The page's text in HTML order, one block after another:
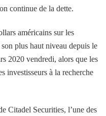
continue de la dette.
américains sur les
plus haut niveau depuis le
2020 vendredi, alors que les
investisseurs à la recherche
Citadel Securities, l’une des